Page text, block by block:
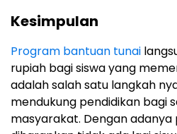
Kesimpulan
Program bantuan tunai
rupiah bagi siswa yang
adalah salah satu langkah
mendukung pendidikan bagi
masyarakat. Dengan adanya